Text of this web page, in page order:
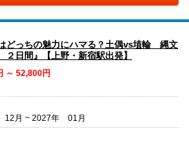
どっちの魅力にハマる？土偶vs埴輪 縄文
日間』【上野・新宿駅出発】
～ 52,800円
月 ~ 2027年 01月